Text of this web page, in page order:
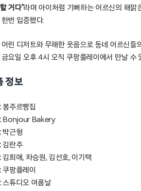
거다”라며 아이처럼 기뻐하는 어르신의 해맑
한번 입증했다.
어린 디저트와 무해한 웃음으로 동네 어르신
금요일 오후 4시 오직 쿠팡플레이에서 만날 수
정보
봉주르빵집
Bonjour Bakery
박근형
김란주
김희애, 차승원, 김선호, 이기택
쿠팡플레이
스튜디오 여름날